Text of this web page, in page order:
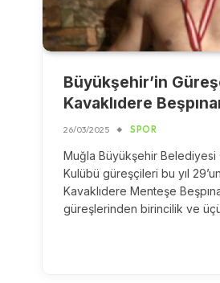
Büyükşehir’in
Kavaklıdere
26/03/2025 SPOR
Muğla Büyükşehir
Kulübü güreşçileri bu yıl
Kavaklıdere Menteşe
güreşlerinden birincilik ve